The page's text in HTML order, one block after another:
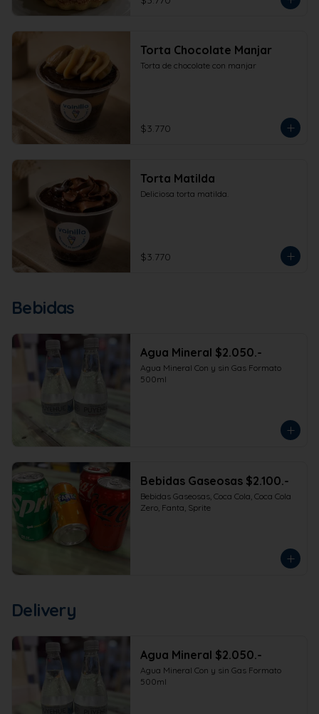
Torta Chocolate Manjar
Torta de chocolate con manjar
$3.770
Torta Matilda
Deliciosa torta matilda.
$3.770
Bebidas
Agua Mineral $2.050.-
Agua Mineral Con y sin Gas Formato
500ml
Bebidas Gaseosas $2.100.-
Bebidas Gaseosas, Coca Cola, Coca Cola
Zero, Fanta, Sprite
Delivery
Agua Mineral $2.050.-
Agua Mineral Con y sin Gas Formato
500ml